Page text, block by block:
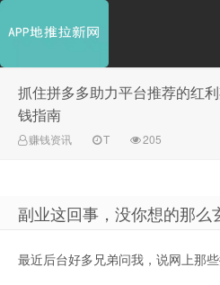
抓住拼多多助力平台推荐的红
钱指南
赚钱资讯 T 205
副业这回事，没你想的那么
最近后台好多兄弟问我，说网上那些